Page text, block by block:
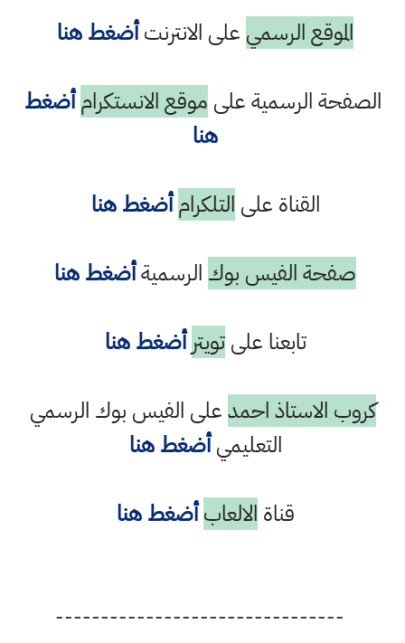
الموقع الرسمي على الانترنتأضغط هنا
الصفحة الرسمية على موقع الانستكرام أضغط
هنا
القناة على التلكرام أضغط هنا
صفحة الفيس بوك الرسميةأضغط هنا
تابعنا علىتويتر أضغط هنا
كروب الاستاذ احمدعلى الفيس بوك الرسمي
التعليميأضغط هنا
قناة الالعاب أضغط هنا
--------------------------------